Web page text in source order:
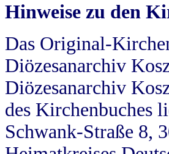
Hinweise zu den
Das Original-
Diözesanarchiv
Diözesanarchiv
des Kirchenbuches
Schwank-Straße 8,